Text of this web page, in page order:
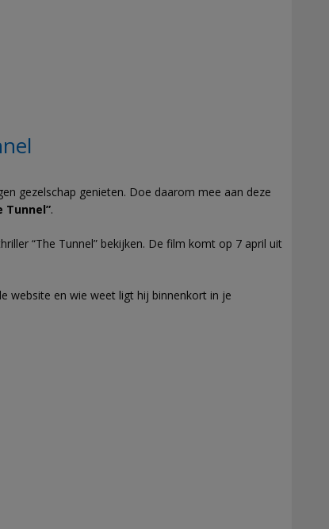
gezelschap genieten. Doe daarom mee aan deze
Tunnel”.
“The Tunnel” bekijken. De film komt op 7 april uit
website en wie weet ligt hij binnenkort in je